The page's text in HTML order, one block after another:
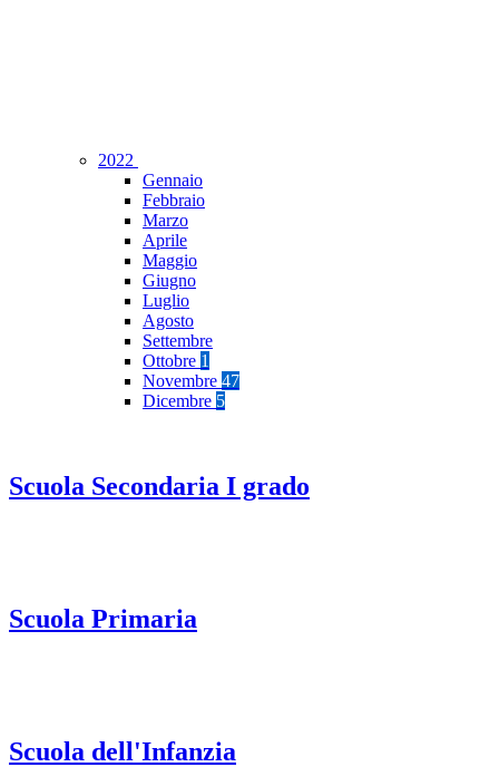
2022
Gennaio
Febbraio
Marzo
Aprile
Maggio
Giugno
Luglio
Agosto
Settembre
Ottobre 1
Novembre 47
Dicembre 5
Scuola Secondaria I grado
Scuola Primaria
Scuola dell'Infanzia